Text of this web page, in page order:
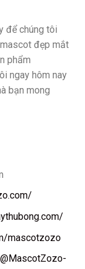
để chúng tôi
đẹp mắt
phẩm
ngay hôm nay
bạn mong
mascotzozo